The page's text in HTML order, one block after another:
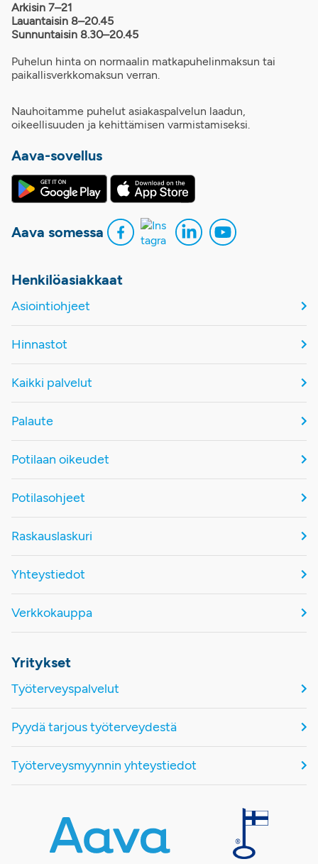
Arkisin 7–21
Lauantaisin 8–20.45
Sunnuntaisin 8.30–20.45
Puhelun hinta on normaalin matkapuhelinmaksun tai
paikallisverkkomaksun verran.
Nauhoitamme puhelut asiakaspalvelun laadun,
oikeellisuuden ja kehittämisen varmistamiseksi.
Aava-sovellus
Aava somessa
Henkilöasiakkaat
Asiointiohjeet
Hinnastot
Kaikki palvelut
Palaute
Potilaan oikeudet
Potilasohjeet
Raskauslaskuri
Yhteystiedot
Verkkokauppa
Yritykset
Työterveyspalvelut
Pyydä tarjous työterveydestä
Työterveysmyynnin yhteystiedot